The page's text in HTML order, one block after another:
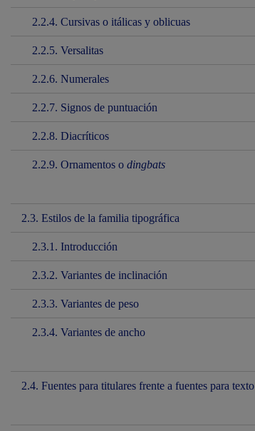
2.2.4. Cursivas o itálicas y oblicuas
2.2.5. Versalitas
2.2.6. Numerales
2.2.7. Signos de puntuación
2.2.8. Diacríticos
2.2.9. Ornamentos o dingbats
2.3. Estilos de la familia tipográfica
2.3.1. Introducción
2.3.2. Variantes de inclinación
2.3.3. Variantes de peso
2.3.4. Variantes de ancho
2.4. Fuentes para titulares frente a fuentes para texto